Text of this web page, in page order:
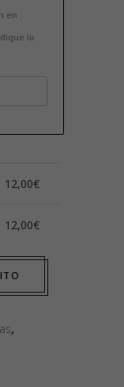
en
lo
12,00€
12,00€
,